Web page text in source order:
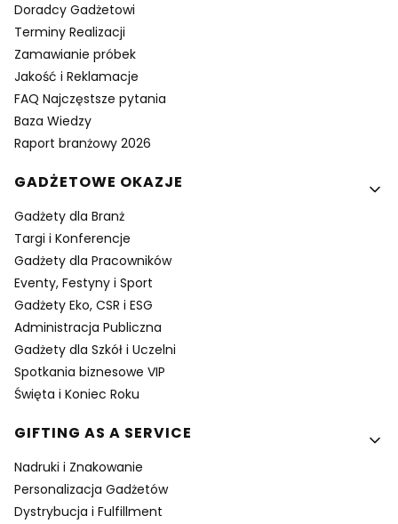
Doradcy Gadżetowi
Terminy Realizacji
Zamawianie próbek
Jakość i Reklamacje
FAQ Najczęstsze pytania
Baza Wiedzy
Raport branżowy 2026
GADŻETOWE OKAZJE
Gadżety dla Branż
Targi i Konferencje
Gadżety dla Pracowników
Eventy, Festyny i Sport
Gadżety Eko, CSR i ESG
Administracja Publiczna
Gadżety dla Szkół i Uczelni
Spotkania biznesowe VIP
Święta i Koniec Roku
GIFTING AS A SERVICE
Nadruki i Znakowanie
Personalizacja Gadżetów
Dystrybucja i Fulfillment